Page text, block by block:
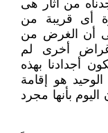
من آثار هى
أى قريبة من
أن الغرض من
أخرى لم
أجدادنا بهذه
هو إقامة
‏بأنها مجرد